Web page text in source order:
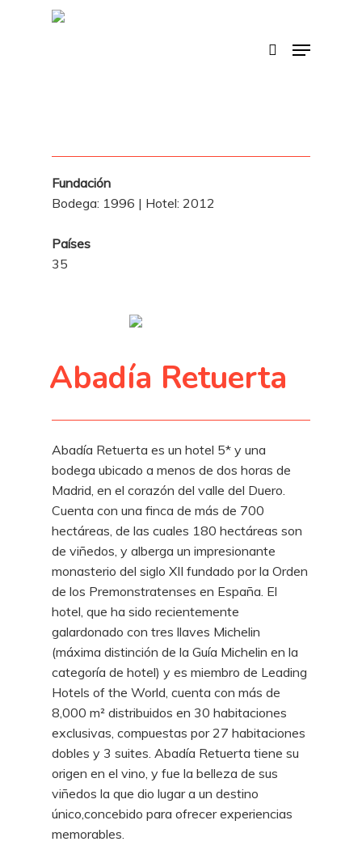
Menu
Fundación
Bodega: 1996 | Hotel: 2012
Países
35
Abadía Retuerta
Abadía Retuerta es un hotel 5* y una
bodega ubicado a menos de dos horas de
Madrid, en el corazón del valle del Duero.
Cuenta con una finca de más de 700
hectáreas, de las cuales 180 hectáreas son
de viñedos, y alberga un impresionante
monasterio del siglo XII fundado por la Orden
de los Premonstratenses en España. El
hotel, que ha sido recientemente
galardonado con tres llaves Michelin
(máxima distinción de la Guía Michelin en la
categoría de hotel) y es miembro de Leading
Hotels of the World, cuenta con más de
8,000 m² distribuidos en 30 habitaciones
exclusivas, compuestas por 27 habitaciones
dobles y 3 suites. Abadía Retuerta tiene su
origen en el vino, y fue la belleza de sus
viñedos la que dio lugar a un destino
único,concebido para ofrecer experiencias
memorables.